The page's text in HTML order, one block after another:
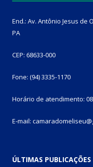
End.: Av. Antônio Jesus de
PA
CEP: 68633-000
Fone: (94) 3335-1170
Horário de atendimento:
E-mail:
ÚLTIMAS PUBLICAÇÕES